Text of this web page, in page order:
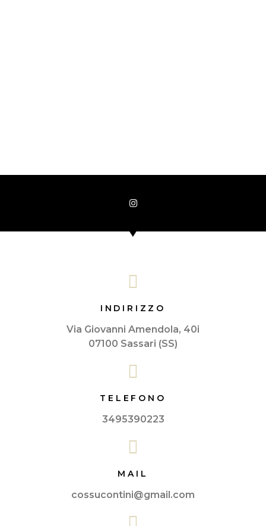
INDIRIZZO
Via Giovanni Amendola, 40i
07100 Sassari (SS)
TELEFONO
3495390223
MAIL
cossucontini@gmail.com